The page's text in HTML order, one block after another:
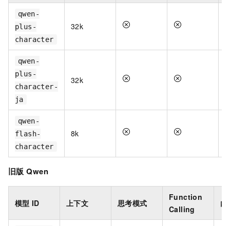
qwen-
plus-
character
32k
qwen-
plus-
character-
ja
32k
qwen-
flash-
character
8k
旧版 Qwen
模型 ID 上下文 思考模式
Function
Calling
内